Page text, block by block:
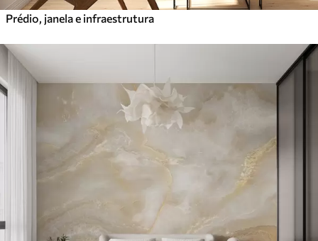
Prédio, janela e infraestrutura